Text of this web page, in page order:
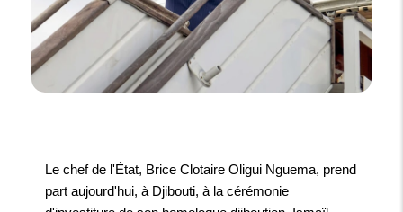
Le chef de l'État, Brice Clotaire Oligui Nguema, prend
part aujourd'hui, à Djibouti, à la cérémonie